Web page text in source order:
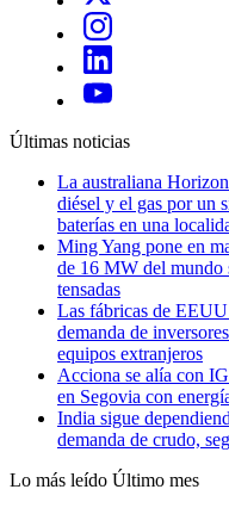
Últimas noticias
La australiana
diésel y el gas por un
baterías en una
Ming Yang pone en
de 16 MW del mundo
tensadas
Las fábricas de
demanda de
equipos extranjeros
Acciona se alía con
en Segovia con
India sigue
demanda de crudo,
Lo más leído Último mes